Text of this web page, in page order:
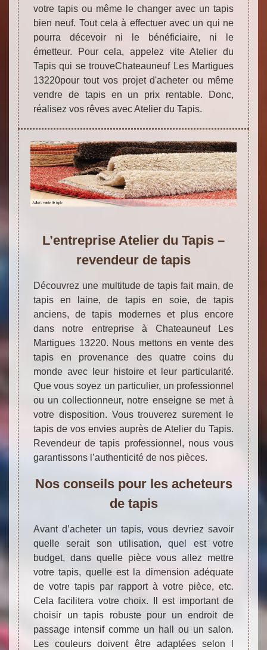
votre tapis ou même le changer avec un tapis
bien neuf. Tout cela à effectuer avec un qui ne
pourra décevoir ni le bénéficiaire, ni le
émetteur. Pour cela, appelez vite Atelier du
Tapis qui se trouveChateauneuf Les Martigues
13220pour tout vos projet d'acheter ou même
vendre de tapis en un prix rentable. Donc,
réalisez vos rêves avec Atelier du Tapis.
L’entreprise Atelier du Tapis –
revendeur de tapis
Découvrez une multitude de tapis fait main, de
tapis en laine, de tapis en soie, de tapis
anciens, de tapis modernes et plus encore
dans notre entreprise à Chateauneuf Les
Martigues 13220. Nous mettons en vente des
tapis en provenance des quatre coins du
monde avec leur histoire et leur particularité.
Que vous soyez un particulier, un professionnel
ou un collectionneur, notre enseigne se met à
votre disposition. Vous trouverez surement le
tapis de vos envies auprès de Atelier du Tapis.
Revendeur de tapis professionnel, nous vous
garantissons l’authenticité de nos pièces.
Nos conseils pour les acheteurs
de tapis
Avant d’acheter un tapis, vous devriez savoir
quelle serait son utilisation, quel est votre
budget, dans quelle pièce vous allez mettre
votre tapis, quelle est la dimension adéquate
de votre tapis par rapport à votre pièce, etc.
Cela facilitera votre choix. Il est important de
choisir un tapis robuste pour un endroit de
passage intensif comme un hall ou un salon.
Les couleurs doivent être adaptées selon l